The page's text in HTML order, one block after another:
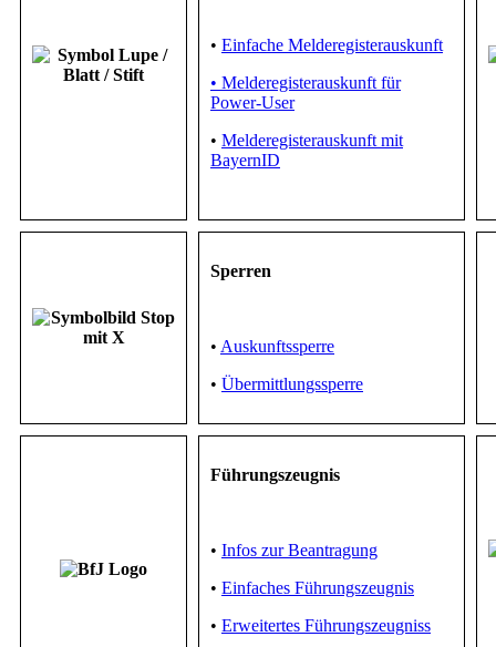
• Einfache Melderegisterauskunft
• Melderegisterauskunft für
Power-User
• Melderegisterauskunft mit
BayernID
Sperren
• Auskunftssperre
• Übermittlungssperre
Führungszeugnis
• Infos zur Beantragung
• Einfaches Führungszeugnis
• Erweitertes Führungszeugniss